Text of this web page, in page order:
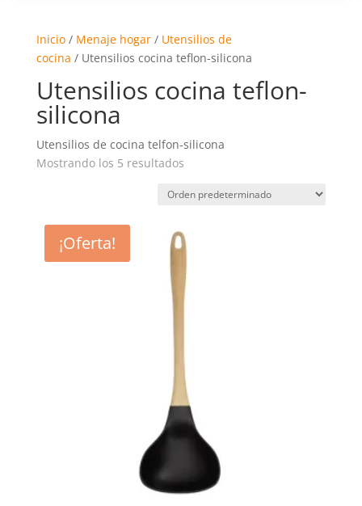
Inicio/ Menaje hogar/ Utensilios de
cocina / Utensilios cocina teflon-silicona
Utensilios cocina teflon-
silicona
Utensilios de cocina telfon-silicona
Mostrando los 5 resultados
¡Oferta!